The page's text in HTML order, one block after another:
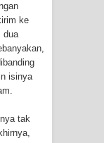
Hari
ke
dua
isinya
tak